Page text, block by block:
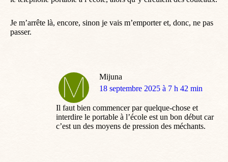
Je m’arrête là, encore, sinon je vais m’emporter et, donc, ne pas
passer.
Mijuna
dit
18 septembre 2025 à 7 h 42 min
Il faut bien commencer par quelque-chose et
interdire le portable à l’école est un bon début car
c’est un des moyens de pression des méchants.